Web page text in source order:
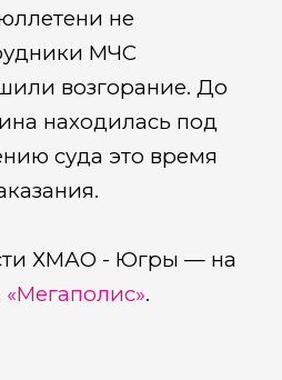
не
МЧС
возгорание. До
находилась под
суда это время
ХМАО - Югры — на
«Мегаполис».